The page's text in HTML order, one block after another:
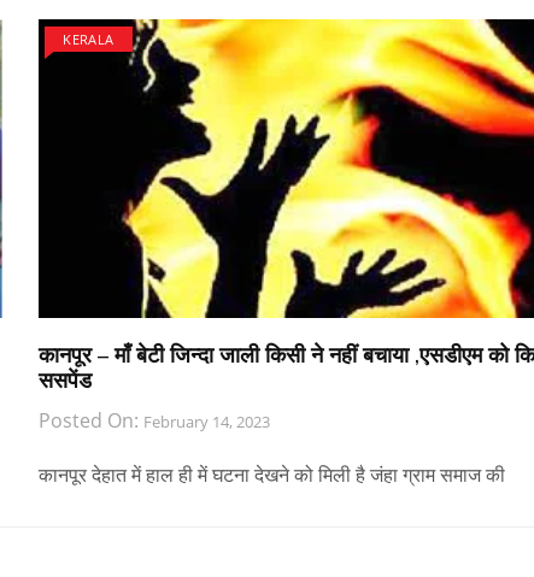
KERALA
कानपूर – माँ बेटी जिन्दा जाली किसी ने नहीं बचाया ,एसडीएम को
ससपेंड
Posted On: February 14, 2023
कानपूर देहात में हाल ही में घटना देखने को मिली है जंहा ग्राम समाज की